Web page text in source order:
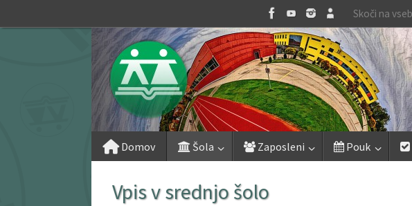
to
Skoči na
Domov Šola Zaposleni Pouk
Vpis v srednjo šolo